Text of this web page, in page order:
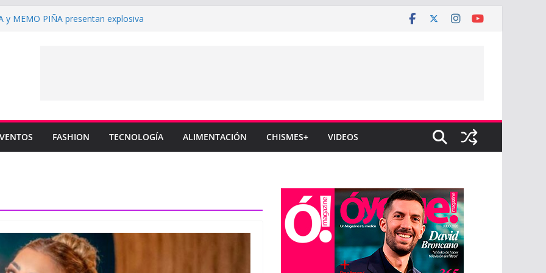
y MEMO PIÑA presentan explosiva
los colores de Philadelphia 76ers en
de la NBA
nuevo sencillo “MI BB” junto a Omar
FASHION TECNOLOGÍA ALIMENTACIÓN CHISMES+ VIDEOS